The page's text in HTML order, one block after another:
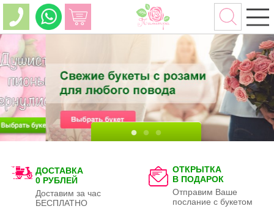
ДОСТАВКА
0 РУБЛЕЙ
Доставим за час
БЕСПЛАТНО
ОТКРЫТКА
В ПОДАРОК
Отправим Ваше
послание с букетом